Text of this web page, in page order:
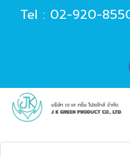
Tel : 02-920-